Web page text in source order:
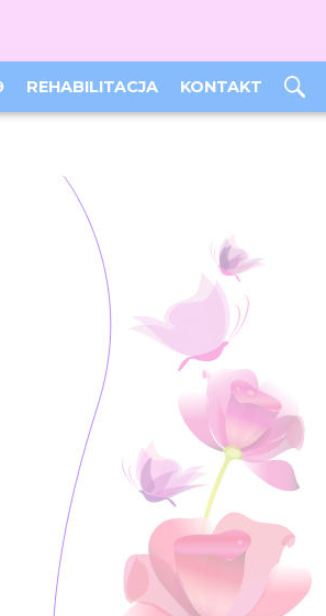
REHABILITACJA KONTAKT